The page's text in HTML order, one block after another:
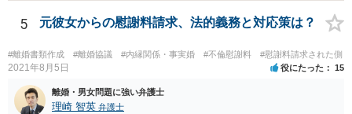
5 元彼女からの慰謝料請求、法的義務と対応策は？
#離婚書類作成 #離婚協議 #内縁関係・事実婚 #不倫慰謝料 #慰謝料請求された側
2021年8月5日 役にたった 15
離婚・男女問題に強い弁護士
理崎 智英 弁護士